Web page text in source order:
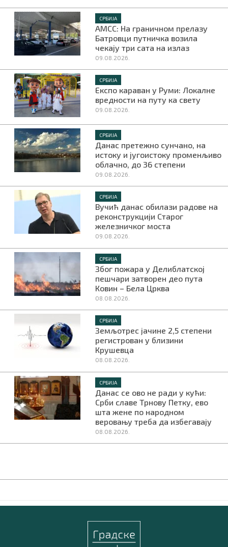
СРБИЈА
АМСС: На граничном прелазу
Батровци путничка возила
чекају три сата на излаз
09.08.2026.
СРБИЈА
Експо караван у Руми: Локалне
вредности на путу ка свету
09.08.2026.
СРБИЈА
Данас претежно сунчано, на
истоку и југоистоку променљиво
облачно, до 36 степени
09.08.2026.
СРБИЈА
Вучић данас обилази радове на
реконструкцији Старог
железничког моста
09.08.2026.
СРБИЈА
Због пожара у Делиблатској
пешчари затворен део пута
Ковин – Бела Црква
08.08.2026.
СРБИЈА
Земљотрес јачине 2,5 степени
регистрован у близини
Крушевца
08.08.2026.
СРБИЈА
Данас се ово не ради у кући:
Срби славе Трнову Петку, ево
шта жене по народном
веровању треба да избегавају
08.08.2026.